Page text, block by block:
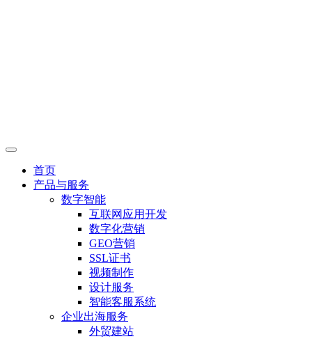
首页
产品与服务
数字智能
互联网应用开发
数字化营销
GEO营销
SSL证书
视频制作
设计服务
智能客服系统
企业出海服务
外贸建站